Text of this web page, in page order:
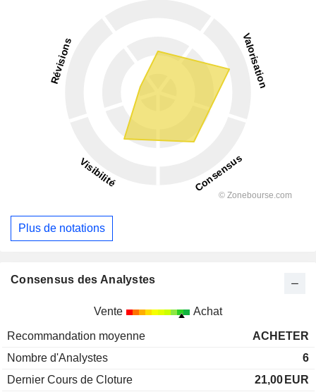
Plus de notations
Consensus des Analystes
Vente Achat
Recommandation moyenne
ACHETER
Nombre d'Analystes
6
Dernier Cours de Cloture
21,00 EUR